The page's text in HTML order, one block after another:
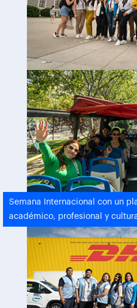
Semana Internacional con un
académico, profesional y